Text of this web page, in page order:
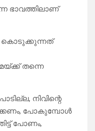
ഭാവത്തിലാണ്
കൊടുക്കുന്നത്
തന്നെ
നിവിന്റെ
പോകുമ്പോൾ
പോണം,